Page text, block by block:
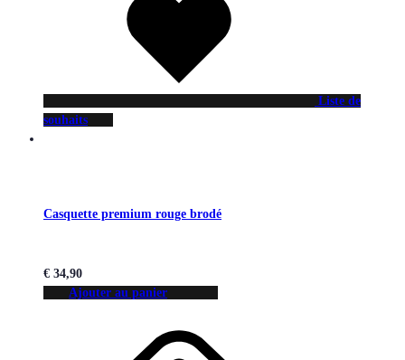
Liste de
souhaits
Casquette premium rouge brodé
€ 34,90
Ajouter au panier